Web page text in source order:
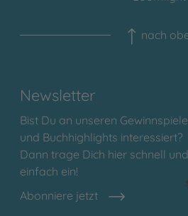
nach
Newsletter
Bist Du an unseren
und Buchhighlights interessiert?
Dann trage Dich hier schnell und
einfach ein!
Abonniere jetzt